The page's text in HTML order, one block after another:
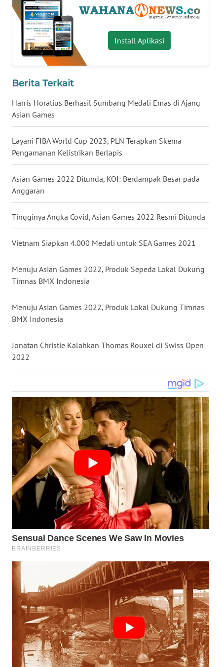
Install Aplikasi
Berita Terkait
Harris Horatius Berhasil Sumbang Medali Emas di Ajang
Asian Games
Layani FIBA World Cup 2023, PLN Terapkan Skema
Pengamanan Kelistrikan Berlapis
Asian Games 2022 Ditunda, KOI: Berdampak Besar pada
Anggaran
Tingginya Angka Covid, Asian Games 2022 Resmi Ditunda
Vietnam Siapkan 4.000 Medali untuk SEA Games 2021
Menuju Asian Games 2022, Produk Sepeda Lokal Dukung
Timnas BMX Indonesia
Menuju Asian Games 2022, Produk Lokal Dukung Timnas
BMX Indonesia
Jonatan Christie Kalahkan Thomas Rouxel di Swiss Open
2022
WN
BABEL
WN
SUMBAR
WN
WN
NUSANTARA
WN
JOGJA
WN
JATIM
WN
BALI
KALBAR
WN
KALTENG
WN
KALTARA
KALSEL
KALTIM
SULSEL
WN
GORONTALO
WN
SULUT